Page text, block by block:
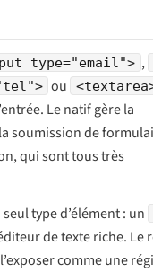
type="email"> ,
ou
Le natif gère la
soumission de
qui sont tous très
type d’élément : un
de texte riche. Le
comme une